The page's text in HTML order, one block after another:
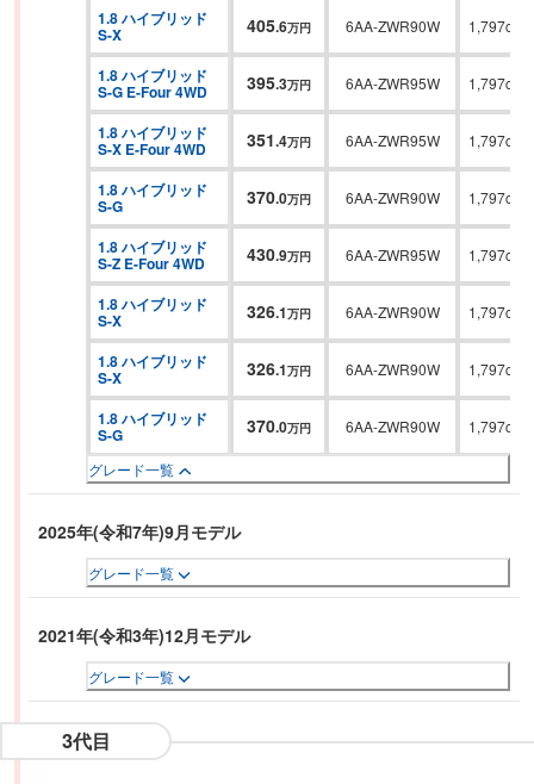
1.8 ハイブリッド
S-X 405.6万円 6AA-ZWR90W 1,797cc
1.8 ハイブリッド
S-G E-Four 4WD 395.3万円 6AA-ZWR95W 1,797cc
1.8 ハイブリッド
S-X E-Four 4WD 351.4万円 6AA-ZWR95W 1,797cc
1.8 ハイブリッド
S-G 370.0万円 6AA-ZWR90W 1,797cc
1.8 ハイブリッド
S-Z E-Four 4WD 430.9万円 6AA-ZWR95W 1,797cc
1.8 ハイブリッド
S-X 326.1万円 6AA-ZWR90W 1,797cc
1.8 ハイブリッド
S-X 326.1万円 6AA-ZWR90W 1,797cc
1.8 ハイブリッド
S-G 370.0万円 6AA-ZWR90W 1,797cc
グレード一覧
2025年(令和7年)9月モデル
グレード一覧
2021年(令和3年)12月モデル
グレード一覧
3代目